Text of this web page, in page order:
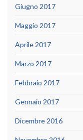
Giugno 2017
Maggio 2017
Aprile 2017
Marzo 2017
Febbraio 2017
Gennaio 2017
Dicembre 2016